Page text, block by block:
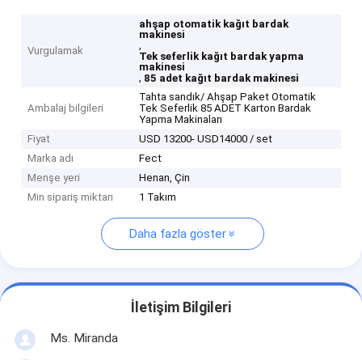
Vurgulamak
ahşap otomatik kağıt bardak
makinesi
,
Tek seferlik kağıt bardak yapma
makinesi
, 85 adet kağıt bardak makinesi
Ambalaj bilgileri
Tahta sandık/ Ahşap Paket Otomatik
Tek Seferlik 85 ADET Karton Bardak
Yapma Makinaları
Fiyat
USD 13200- USD14000 / set
Marka adı
Fect
Menşe yeri
Henan, Çin
Min sipariş miktarı
1 Takım
Daha fazla göster
İletişim Bilgileri
Ms. Miranda